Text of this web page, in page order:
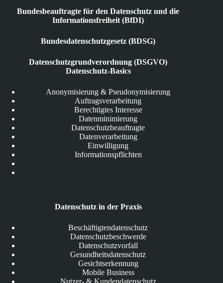
Bundesbeauftragte für den Datenschutz und die
Informationsfreiheit (BfDI)
Bundesdatenschutzgesetz (BDSG)
Datenschutzgrundverordnung (DSGVO)
Datenschutz-Basics
Anonymisierung & Pseudonymisierung
Auftragsverarbeitung
Berechtigtes Interesse
Datenminimierung
Datenschutzbeauftragte
Datenverarbeitung
Einwilligung
Informationspflichten
Datenschutz in der Praxis
Beschäftigtendatenschutz
Datenschutzbeschwerde
Datenschutzvorfall
Gesundheitsdatenschutz
Gesichtserkennung
Mobile Business
Nutzer- & Kundendatenschutz